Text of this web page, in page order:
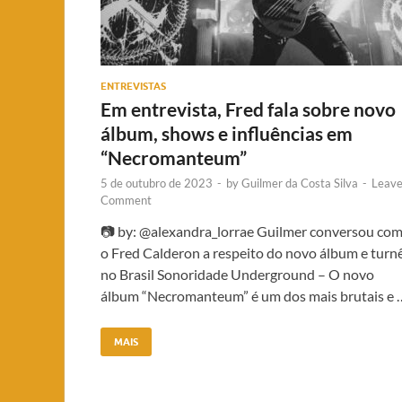
ENTREVISTAS
Em entrevista, Fred fala sobre novo
álbum, shows e influências em
“Necromanteum”
5 de outubro de 2023 - byGuilmer da Costa Silva -
Comment
📷 by: @alexandra_lorrae Guilmer conversou com
o Fred Calderon a respeito do novo álbum e
no Brasil Sonoridade Underground – O novo
álbum “Necromanteum” é um dos mais brutais e …
MAIS